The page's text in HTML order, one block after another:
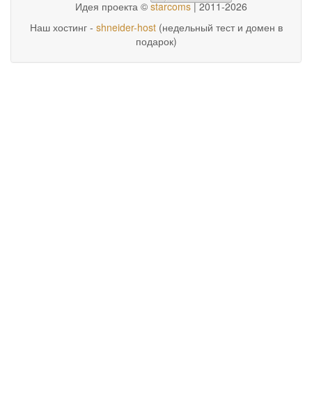
Идея проекта © starcoms| 2011-2026
Наш хостинг - shneider-host(недельный тест и домен в
подарок)